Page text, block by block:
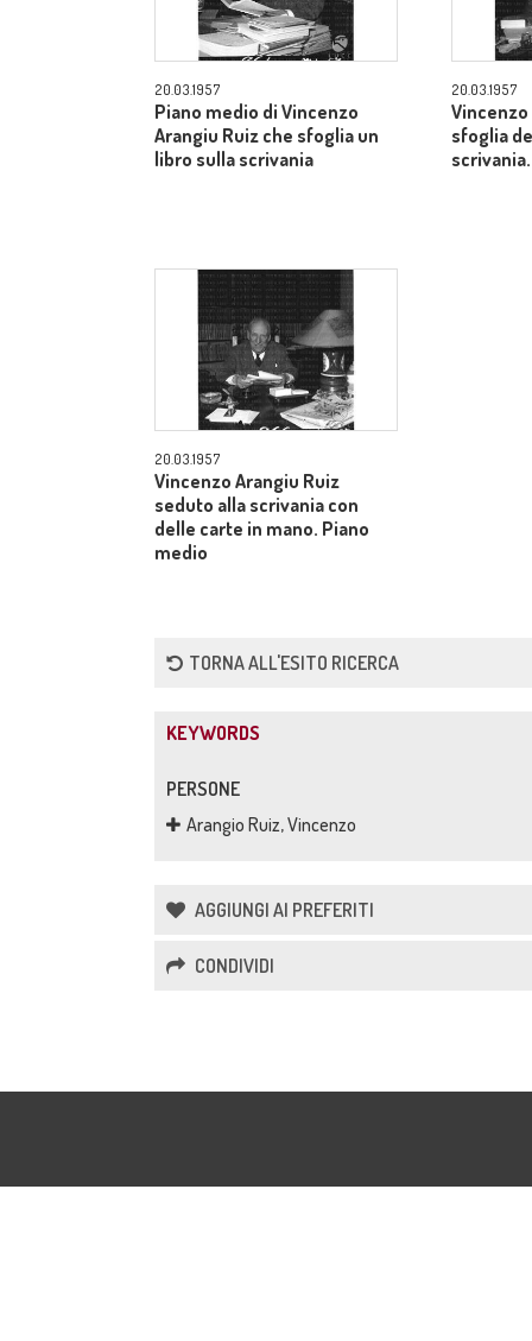
20.03.1957
Piano medio di Vincenzo
Arangiu Ruiz che sfoglia un
libro sulla scrivania
20.03.1957
sfoglia
20.03.1957
Vincenzo Arangiu Ruiz
seduto alla scrivania con
delle carte in mano. Piano
medio
TORNA ALL'ESITO RICERCA
KEYWORDS
PERSONE
Arangio Ruiz, Vincenzo
AGGIUNGI AI PREFERITI
CONDIVIDI